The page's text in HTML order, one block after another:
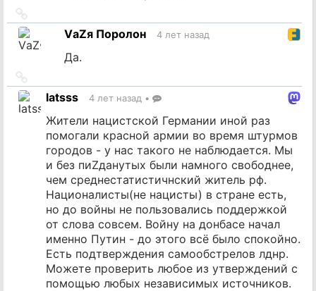
на
источникVаZя Поролон 4 лет назад
Да.
на
источник
latsss 4 лет назад •
Жители нацистской Германии иной раз
помогали красной армии во время штурмов
городов - у нас такого не наблюдается. Мы
и без пиZданутых были намного свободнее,
чем среднестатистичнский житель рф.
Националисты(не нацисты) в стране есть,
но до войны не пользовались поддержкой
от слова совсем. Войну на донбасе начал
именно Путин - до этого всё было спокойно.
Есть подтверждения самообстрелов лднр.
Можете проверить любое из утверждений с
помощью любых независимых источников.